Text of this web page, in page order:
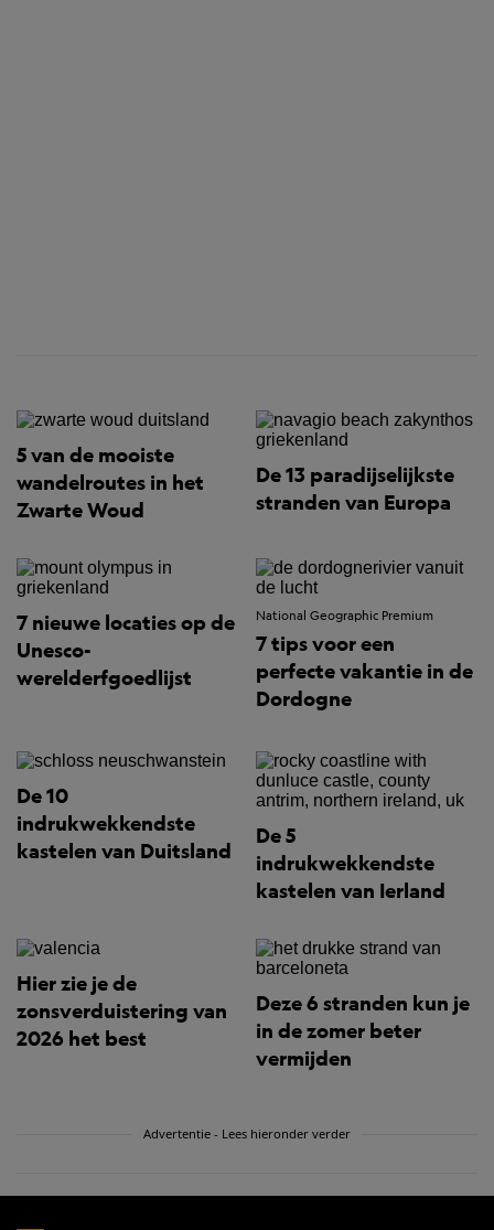
5 van de mooiste
wandelroutes in het
Zwarte Woud
De 13 paradijselijkste
stranden van Europa
7 nieuwe locaties op de
Unesco-
werelderfgoedlijst
National Geographic Premium
7 tips voor een
perfecte vakantie in de
Dordogne
De 10
indrukwekkendste
kastelen van Duitsland
De 5
indrukwekkendste
kastelen van Ierland
Hier zie je de
zonsverduistering van
2026 het best
Deze 6 stranden kun je
in de zomer beter
vermijden
Advertentie - Lees hieronder verder